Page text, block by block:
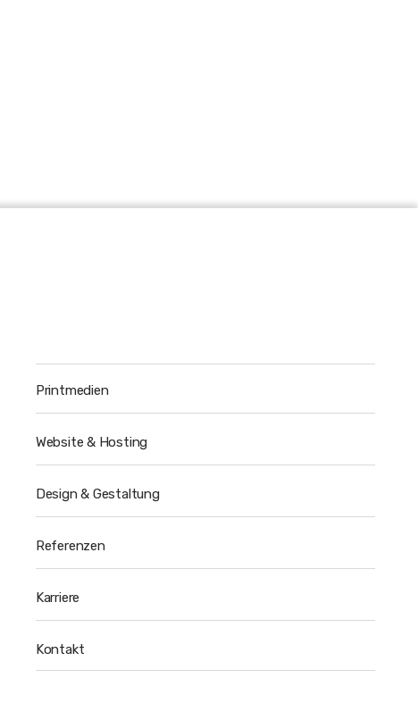
Printmedien
Website & Hosting
Design & Gestaltung
Referenzen
Karriere
Kontakt